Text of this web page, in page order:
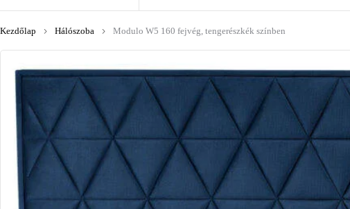
Kezdőlap Hálószoba Modulo W5 160 fejvég, tengerészkék színben